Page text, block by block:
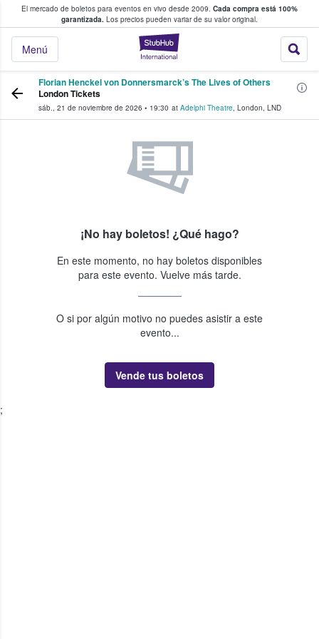
El mercado de boletos para eventos en vivo desde 2009. Cada compra está 100%
garantizada. Los precios pueden variar de su valor original.
StubHub: donde
Menú
fans compran y venden boletos
Florian Henckel von Donnersmarck’s The Lives of Others
London Tickets
sáb., 21 de noviembre de 2026 • 19:30 at Adelphi Theatre, London, LND
¡No hay boletos! ¿Qué hago?
En este momento, no hay boletos disponibles
para este evento. Vuelve más tarde.
O si por algún motivo no puedes asistir a este
evento...
Vende tus boletos
;